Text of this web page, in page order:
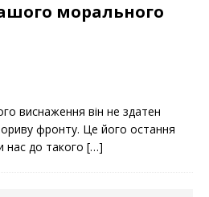
морального
виснаження він не здатен
фронту. Це його остання
нас до такого […]